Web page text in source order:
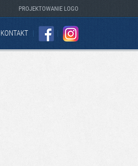
PROJEKTOWANIE LOGO
KONTAKT
INSTAGRAM